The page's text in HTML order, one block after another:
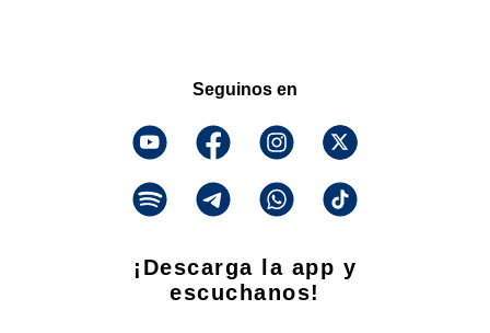
Seguinos en
¡Descarga la app y
escuchanos!